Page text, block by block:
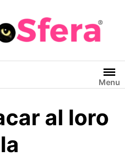
Menu
al loro